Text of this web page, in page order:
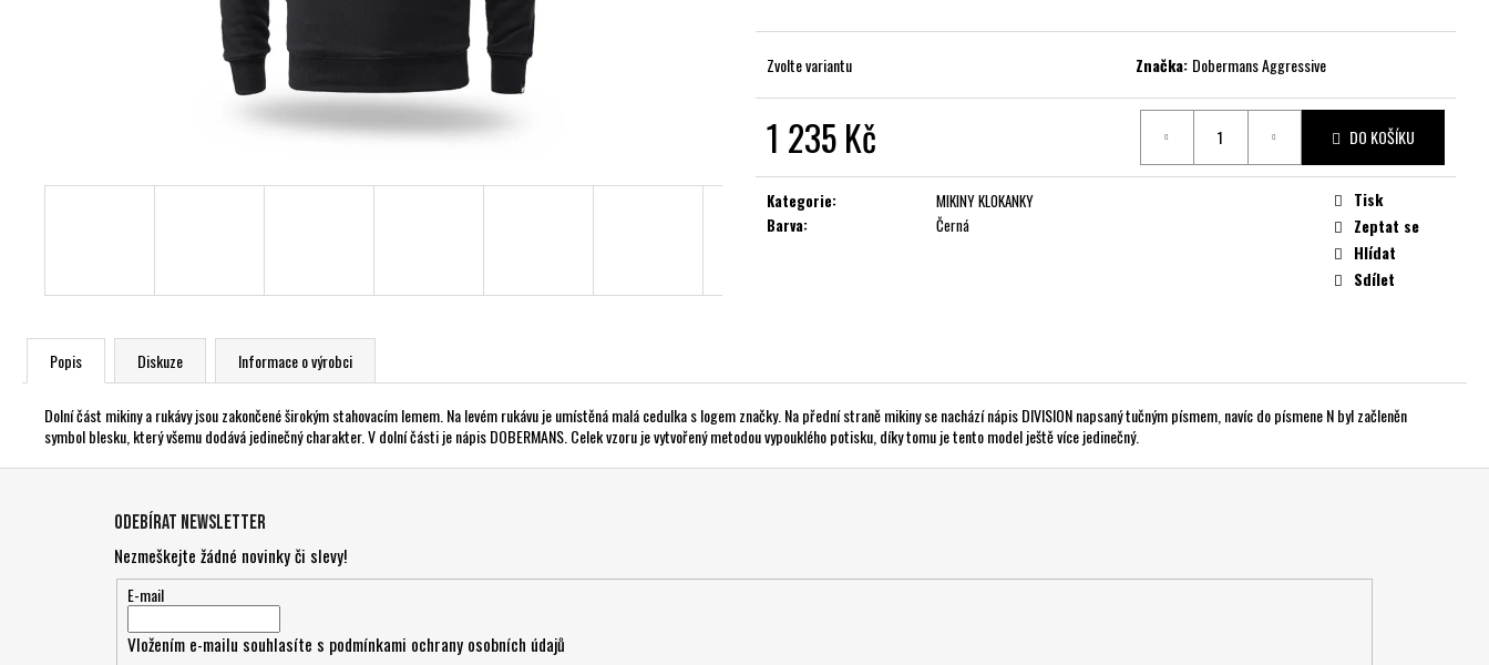
Zvolte variantu Značka: Dobermans Aggressive
1 235 Kč
cena:
DO KOŠÍKU
Kategorie:
MIKINY KLOKANKY
Barva: Černá
Tisk
Zeptat se
Hlídat
Sdílet
Popis Diskuze Informace o výrobci
Dolní část mikiny a rukávy jsou zakončené širokým stahovacím lemem. Na levém rukávu je umístěná malá cedulka s logem značky. Na přední straně mikiny se nachází nápis DIVISION napsaný tučným písmem, navíc do písmene N byl začleněn
symbol blesku, který všemu dodává jedinečný charakter. V dolní části je nápis DOBERMANS. Celek vzoru je vytvořený metodou vypouklého potisku, díky tomu je tento model ještě více jedinečný.
Odebírat newsletter
Nezmeškejte žádné novinky či slevy!
E-mail
Vložením e-mailu souhlasíte s podmínkami ochrany osobních údajů